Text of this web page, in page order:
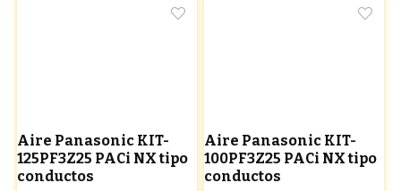
Aire Panasonic KIT-
125PF3Z25 PACi NX tipo
conductos
Aire Panasonic KIT-
100PF3Z25 PACi NX tipo
conductos